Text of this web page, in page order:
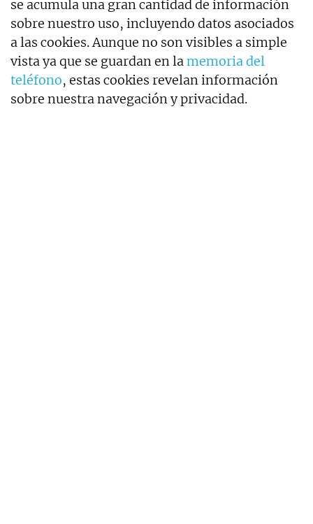
se acumula una gran cantidad de información
sobre nuestro uso, incluyendo datos asociados
a las cookies. Aunque no son visibles a simple
vista ya que se guardan en lamemoria del
teléfono, estas cookies revelan información
sobre nuestra navegación y privacidad.